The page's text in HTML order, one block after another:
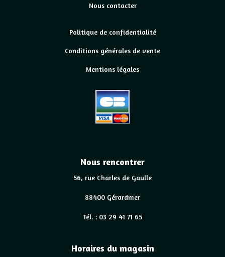
Nous contacter
Politique de confidentialité
Conditions générales de vente
Mentions légales
Nous rencontrer
56, rue Charles de Gaulle
88400 Gérardmer
Tél. : 03 29 41 71 65
Horaires du magasin